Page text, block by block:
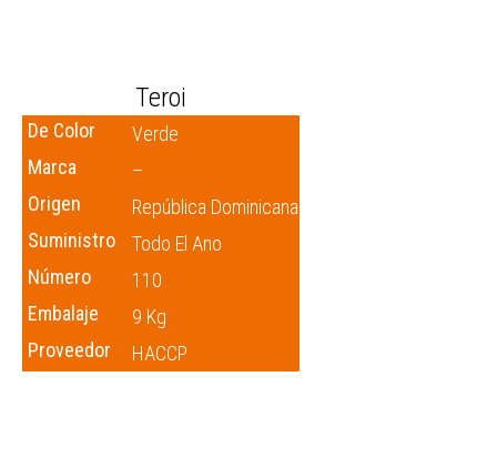
Teroi
De Color
Verde
Marca
–
Origen
República Dominicana
Suministro
Todo El Ano
Número
110
Embalaje
9 Kg
Proveedor
HACCP